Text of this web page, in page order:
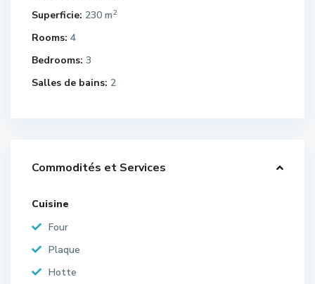
Superficie: 230 m2
Rooms: 4
Bedrooms: 3
Salles de bains: 2
Commodités et Services
Cuisine
Four
Plaque
Hotte